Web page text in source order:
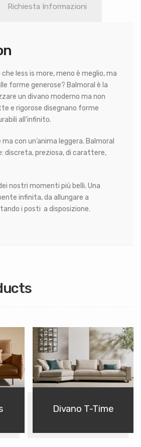
Richiesta Informazioni
less is more, meno è meglio, ma
forme generose? Balmoral è la
un divano moderno ma non
e rigorose disegnano forme
all’infinito.
con un’anima leggera. Balmoral
discreta, preziosa, di carattere,
nostri momenti più belli. Una
infinita, da allungare a
i posti a disposizione.
Divano T-Time